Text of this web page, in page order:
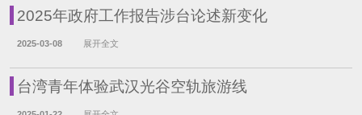
2025年政府工作报告涉台论述新变化
2025-03-08 展开全文
台湾青年体验武汉光谷空轨旅游线